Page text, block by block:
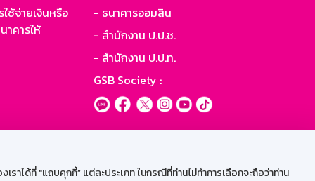
ได้ที่ "แถบคุกกี้” แต่ละประเภท ในกรณีที่ท่านไม่ทำการเลือกจะถือว่าท่าน
ช้จ่ายเงินหรือ
คารให้
- ธนาคารออมสิน
- สำนักงาน ป.ป.ช.
- สำนักงาน ป.ป.ท.
GSB Society :